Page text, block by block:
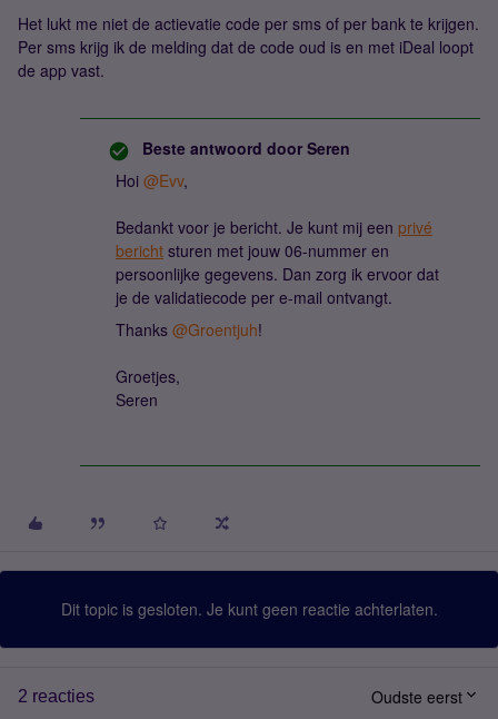
Het lukt me niet de actievatie code per sms of per bank te krijgen.
Per sms krijg ik de melding dat de code oud is en met iDeal loopt
de app vast.
Beste antwoord door Seren
Hoi @Evv,
Bedankt voor je bericht. Je kunt mij een privé
bericht sturen met jouw 06-nummer en
persoonlijke gegevens. Dan zorg ik ervoor dat
je de validatiecode per e-mail ontvangt.
Thanks @Groentjuh!
Groetjes,​​​​​​​
Seren
Dit topic is gesloten. Je kunt geen reactie achterlaten.
2 reacties Oudste eerst